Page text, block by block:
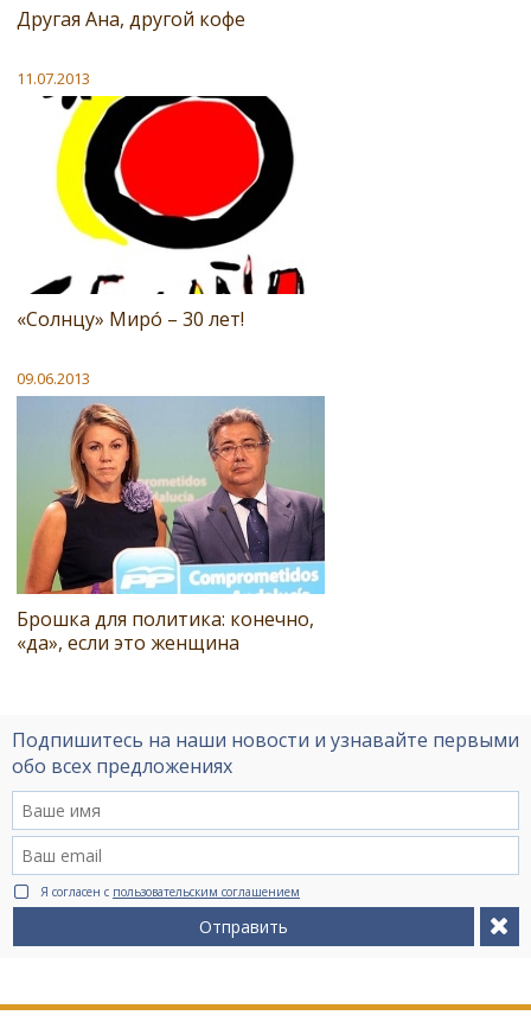
Другая Ана, другой кофе
11.07.2013
«Солнцу» Мирó – 30 лет!
09.06.2013
Брошка для политика: конечно,
«да», если это женщина
Подпишитесь на наши новости и узнавайте первыми
обо всех предложениях
Я согласен с пользовательским соглашением
Отправить